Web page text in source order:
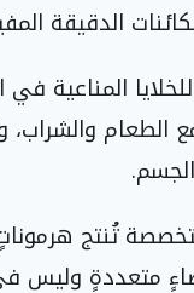
المناعية
والشراب،
تُنتج
متعددةٍ